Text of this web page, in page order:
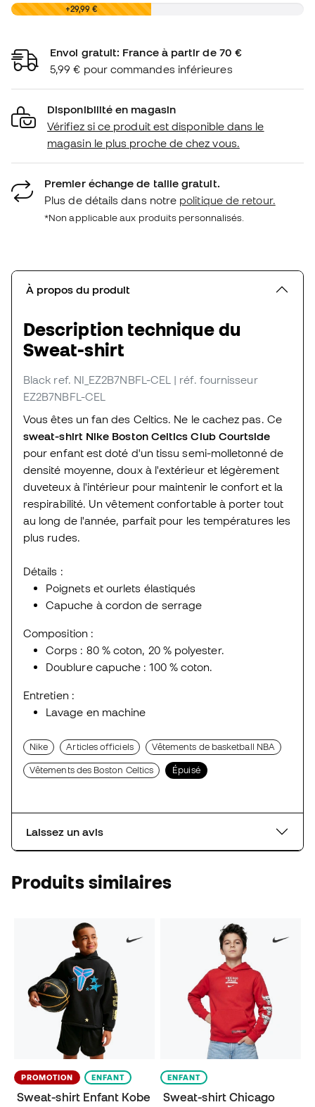
0,00 € +29,99 €
Envoi gratuit: France à partir de 70 €
5,99 € pour commandes inférieures
Disponibilité en magasin
Vérifiez si ce produit est disponible dans le
magasin le plus proche de chez vous.
Premier échange de taille gratuit.
Plus de détails dans notre politique de retour.
*Non applicable aux produits personnalisés.
À propos du produit
Description technique du
Sweat-shirt
Black ref. NI_EZ2B7NBFL-CEL | réf. fournisseur
EZ2B7NBFL-CEL
Vous êtes un fan des Celtics. Ne le cachez pas. Ce
sweat-shirt Nike Boston Celtics Club Courtside
pour enfant est doté d'un tissu semi-molletonné de
densité moyenne, doux à l'extérieur et légèrement
duveteux à l'intérieur pour maintenir le confort et la
respirabilité. Un vêtement confortable à porter tout
au long de l'année, parfait pour les températures les
plus rudes.
Détails :
Poignets et ourlets élastiqués
Capuche à cordon de serrage
Composition :
Corps : 80 % coton, 20 % polyester.
Doublure capuche : 100 % coton.
Entretien :
Lavage en machine
Nike Articles officiels Vêtements de basketball NBA
Vêtements des Boston Celtics Épuisé
Laissez un avis
Produits similaires
PROMOTION ENFANT
Sweat-shirt Enfant Kobe
ENFANT
Sweat-shirt Chicago